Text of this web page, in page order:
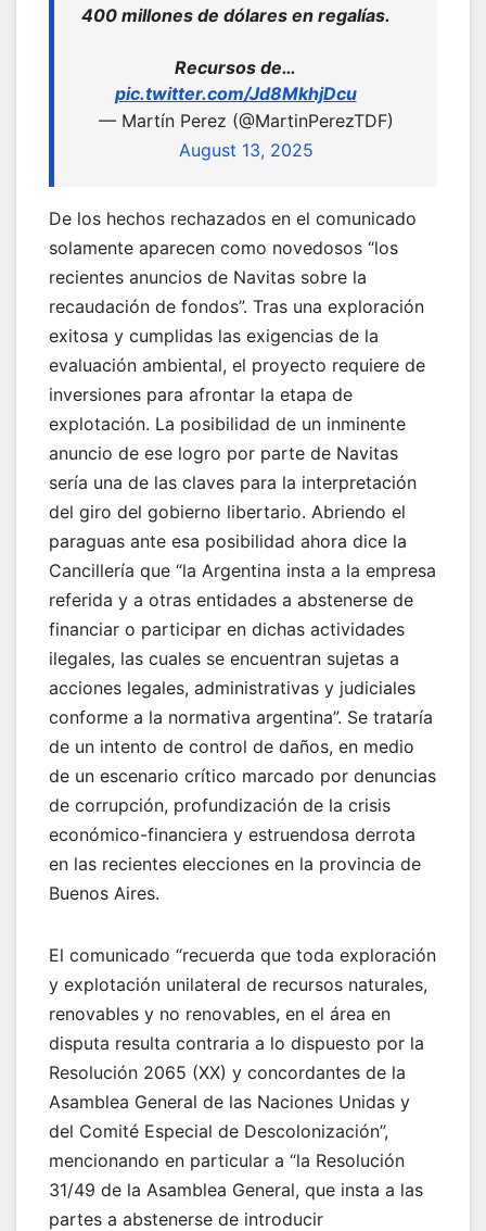
400 millones de dólares en regalías.
Recursos de…
pic.twitter.com/Jd8MkhjDcu
— Martín Perez (@MartinPerezTDF)
August 13, 2025
De los hechos rechazados en el comunicado
solamente aparecen como novedosos “los
recientes anuncios de Navitas sobre la
recaudación de fondos”. Tras una exploración
exitosa y cumplidas las exigencias de la
evaluación ambiental, el proyecto requiere de
inversiones para afrontar la etapa de
explotación. La posibilidad de un inminente
anuncio de ese logro por parte de Navitas
sería una de las claves para la interpretación
del giro del gobierno libertario. Abriendo el
paraguas ante esa posibilidad ahora dice la
Cancillería que “la Argentina insta a la empresa
referida y a otras entidades a abstenerse de
financiar o participar en dichas actividades
ilegales, las cuales se encuentran sujetas a
acciones legales, administrativas y judiciales
conforme a la normativa argentina”. Se trataría
de un intento de control de daños, en medio
de un escenario crítico marcado por denuncias
de corrupción, profundización de la crisis
económico-financiera y estruendosa derrota
en las recientes elecciones en la provincia de
Buenos Aires.
El comunicado “recuerda que toda exploración
y explotación unilateral de recursos naturales,
renovables y no renovables, en el área en
disputa resulta contraria a lo dispuesto por la
Resolución 2065 (XX) y concordantes de la
Asamblea General de las Naciones Unidas y
del Comité Especial de Descolonización”,
mencionando en particular a “la Resolución
31/49 de la Asamblea General, que insta a las
partes a abstenerse de introducir